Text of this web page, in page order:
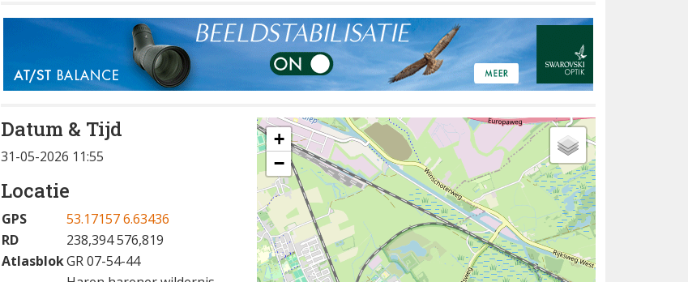
Datum & Tijd
31-05-2026 11:55
Locatie
GPS
53.17157 6.63436
RD
238,394 576,819
AtlasblokGR 07-54-44
+
−